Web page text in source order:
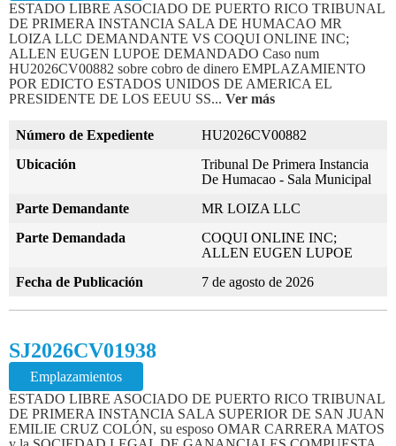
ESTADO LIBRE ASOCIADO DE PUERTO RICO TRIBUNAL
DE PRIMERA INSTANCIA SALA DE HUMACAO MR
LOIZA LLC DEMANDANTE VS COQUI ONLINE INC;
ALLEN EUGEN LUPOE DEMANDADO Caso num
HU2026CV00882 sobre cobro de dinero EMPLAZAMIENTO
POR EDICTO ESTADOS UNIDOS DE AMERICA EL
PRESIDENTE DE LOS EEUU SS... Ver más
Número de Expediente
HU2026CV00882
Ubicación
Tribunal De Primera Instancia
De Humacao - Sala Municipal
Parte Demandante
MR LOIZA LLC
Parte Demandada
COQUI ONLINE INC;
ALLEN EUGEN LUPOE
Fecha de Publicación
7 de agosto de 2026
SJ2026CV01938
Emplazamientos
ESTADO LIBRE ASOCIADO DE PUERTO RICO TRIBUNAL
DE PRIMERA INSTANCIA SALA SUPERIOR DE SAN JUAN
EMILIE CRUZ COLÓN, su esposo OMAR CARRERA MATOS